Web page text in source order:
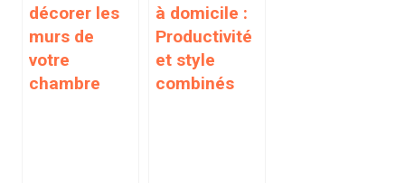
décorer les
murs de
votre
chambre
à domicile :
Productivité
et style
combinés